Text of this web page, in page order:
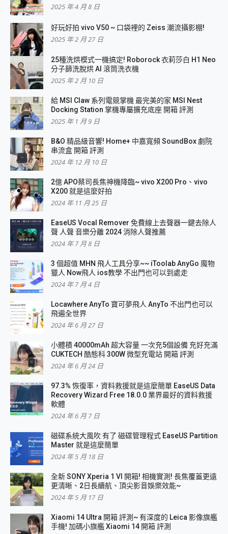
2025 年 4 月 8 日
好玩好拍 vivo V50 ~ 口袋裡的 Zeiss 潮流攝影棚!
2025 年 2 月 27 日
25種洗烘模式一機搞定! Roborock 衣莉莎白 H1 Neo
分子篩洗脫烘 AI 滾筒洗衣機
2025 年 2 月 10 日
給 MSI Claw 系列電競掌機 最完美的家 MSI Nest
Docking Station 掌機專屬擴充底座 開箱 評測
2025 年 1 月 9 日
B&O 精品級音響! Home+ 中嘉寬頻 SoundBox 劇院
串流盒 開箱 評測
2024 年 12 月 10 日
2億 APO蔡司長焦神機降臨~ vivo X200 Pro、vivo
X200 就是這麼好拍
2024 年 11 月 25 日
EaseUS Vocal Remover 免費線上去聲器一鍵去除人
聲 人聲 音樂分離 2024 消除人聲推薦
2024 年 7 月 8 日
3 個超值 MHN 飛人工具分享~~ iToolab AnyGo 魔物
獵人 Now飛人 ios教學 不出門也可以到處走
2024 年 7 月 4 日
Locawhere AnyTo 寶可夢飛人 AnyTo 不出門也可以
飛遍全世界
2024 年 6 月 27 日
小體積 40000mAh 超大容量 一次充5個設備 充好充滿
CUKTECH 酷態科 300W 微型充電站 開箱 評測
2024 年 6 月 24 日
97.3% 恢復率，資料救援就是這麼簡單 EaseUS Data
Recovery Wizard Free 18.0.0 業界最好的資料救援
軟體
2024 年 6 月 7 日
磁碟系統大風吹 有了 磁碟管理程式 EaseUS Partition
Master 就是這麼簡單
2024 年 5 月 18 日
全新 SONY Xperia 1 VI 開箱! 相機實測! 長焦覆蓋更遠
更清晰、2日長續航、頂尖影音娛樂效能~
2024 年 5 月 17 日
Xiaomi 14 Ultra 開箱 評測~ 有深度的 Leica 影像旗艦
手機! 加碼小旗艦 Xiaomi 14 開箱 評測